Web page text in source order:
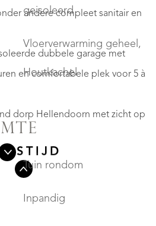
andere compleet sanitair en
dubbele garage met
en comfortabele plek voor 5 à
dorp Hellendoorn met zicht op
geisoleerd
Vloerverwarming geheel,
Houtkachel
Tuin rondom
Inpandig